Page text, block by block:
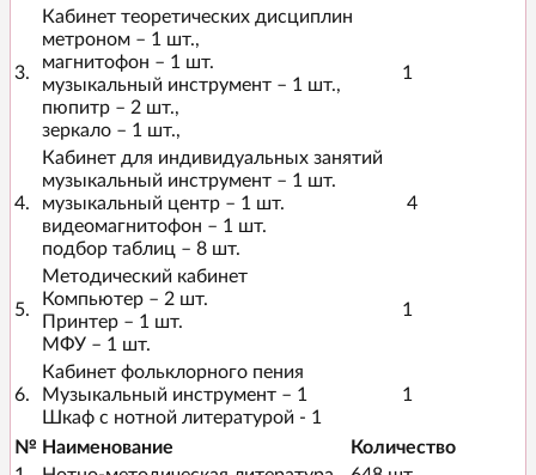
3.
Кабинет теоретических дисциплин
метроном – 1 шт.,
магнитофон – 1 шт.
музыкальный инструмент – 1 шт.,
пюпитр – 2 шт.,
зеркало – 1 шт.,
1
4.
Кабинет для индивидуальных занятий
музыкальный инструмент – 1 шт.
музыкальный центр – 1 шт.
видеомагнитофон – 1 шт.
подбор таблиц – 8 шт.
4
5.
Методический кабинет
Компьютер – 2 шт.
Принтер – 1 шт.
МФУ – 1 шт.
1
6.
Кабинет фольклорного пения
Музыкальный инструмент – 1
Шкаф с нотной литературой - 1
1
№ Наименование
Количество